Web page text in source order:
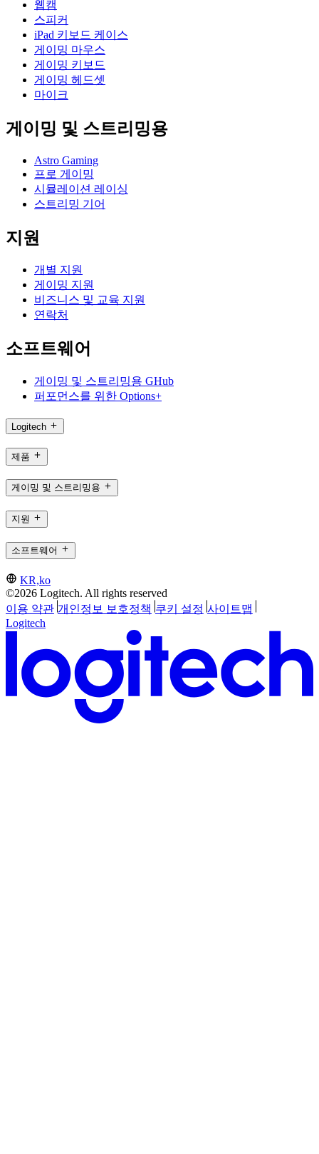
웹캠
스피커
iPad 키보드 케이스
게이밍 마우스
게이밍 키보드
게이밍 헤드셋
마이크
게이밍 및 스트리밍용
Astro Gaming
프로 게이밍
시뮬레이션 레이싱
스트리밍 기어
지원
개별 지원
게이밍 지원
비즈니스 및 교육 지원
연락처
소프트웨어
게이밍 및 스트리밍용 GHub
퍼포먼스를 위한 Options+
Logitech
제품
게이밍 및 스트리밍용
지원
소프트웨어
KR,ko
©2026 Logitech. All rights reserved
이용 약관 개인정보 보호정책 쿠키 설정 사이트맵
Logitech